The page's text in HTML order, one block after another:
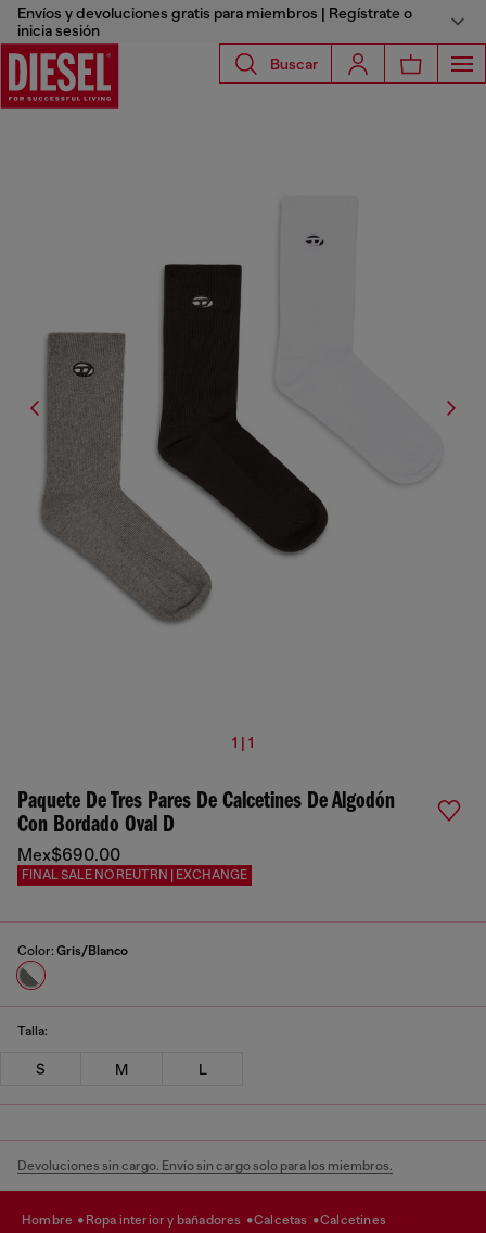
Envíos y devoluciones gratis para miembros | Regístrate o
inicia sesión
Buscar
1 | 1
Paquete De Tres Pares De Calcetines De Algodón
Con Bordado Oval D
Mex$690.00
FINAL SALE NO REUTRN | EXCHANGE
Color: Gris/Blanco
Talla:
S M L
Devoluciones sin cargo. Envío sin cargo solo para los miembros.
hombre ropa interior y bañadores calcetas calcetines